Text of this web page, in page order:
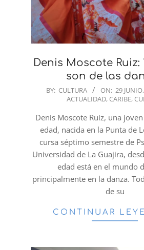
Denis Moscote Ruiz:
son de las
2023-
29
BY: CULTURA ON: 29
ACTUALIDAD, CARIBE,
Denis Moscote Ruiz, una
edad, nacida en la Punta de
cursa séptimo semestre de
Universidad de La Guajira,
edad está en el mundo
principalmente en la danza.
de su
CONTINUAR